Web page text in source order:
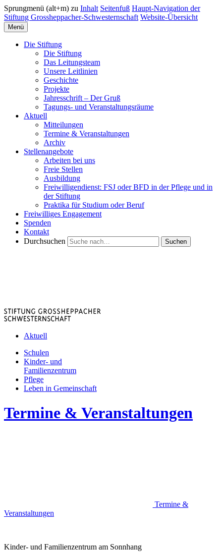
Sprungmenü (alt+m) zu Inhalt Seitenfuß Haupt-Navigation der
Stiftung Grossheppacher-Schwesternschaft Website-Übersicht
Menü
Die Stiftung
Die Stiftung
Das Leitungsteam
Unsere Leitlinien
Geschichte
Projekte
Jahresschrift – Der Gruß
Tagungs- und Veranstaltungsräume
Aktuell
Mitteilungen
Termine & Veranstaltungen
Archiv
Stellenangebote
Arbeiten bei uns
Freie Stellen
Ausbildung
Freiwilligendienst: FSJ oder BFD in der Pflege und in
der Stiftung
Praktika für Studium oder Beruf
Freiwilliges Engagement
Spenden
Kontakt
Durchsuchen
Suchen
Aktuell
Schulen
Kinder- und
Familienzentrum
Pflege
Leben in Gemeinschaft
Termine & Veranstaltungen
Termine &
Veranstaltungen
Kinder- und Familienzentrum am Sonnhang